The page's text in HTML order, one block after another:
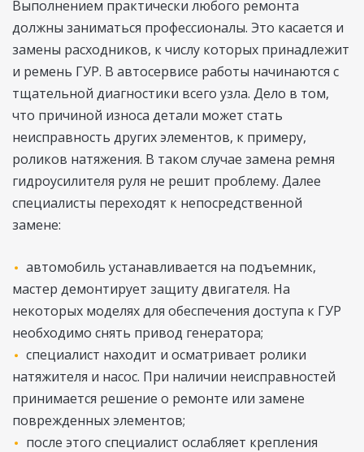
Выполнением практически любого ремонта
должны заниматься профессионалы. Это касается и
замены расходников, к числу которых принадлежит
и ремень ГУР. В автосервисе работы начинаются с
тщательной диагностики всего узла. Дело в том,
что причиной износа детали может стать
неисправность других элементов, к примеру,
роликов натяжения. В таком случае замена ремня
гидроусилителя руля не решит проблему. Далее
специалисты переходят к непосредственной
замене:
автомобиль устанавливается на подъемник,
мастер демонтирует защиту двигателя. На
некоторых моделях для обеспечения доступа к ГУР
необходимо снять привод генератора;
специалист находит и осматривает ролики
натяжителя и насос. При наличии неисправностей
принимается решение о ремонте или замене
поврежденных элементов;
после этого специалист ослабляет крепления